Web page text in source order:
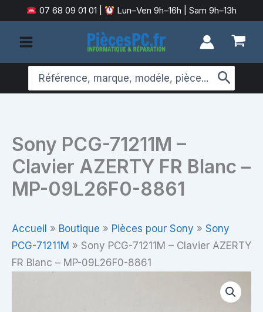
au
contenu
07 68 09 01 01 Lun–Ven 9h–16h | Sam 9h–13h
Search
for:
Sony PCG-71211M –
Clavier AZERTY FR Blanc –
MP-09L26F0-8861
Accueil » Boutique » Pièces pour Sony » Sony
PCG-71211M » Sony PCG-71211M – Clavier AZERTY
FR Blanc – MP-09L26F0-8861